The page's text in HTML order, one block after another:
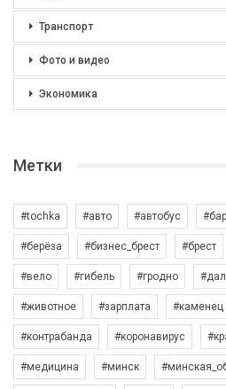
Транспорт
Фото и видео
Экономика
Метки
#tochka #авто #автобус
#берёза #бизнес_брест #брест
#вело #гибель #гродно
#животное #зарплата #каменец
#контрабанда #коронавирус
#медицина #минск